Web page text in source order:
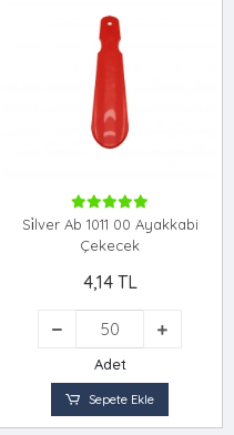
Si̇lver Ab 1011 00 Ayakkabi
Çekecek
4,14 TL
Adet
Sepete Ekle